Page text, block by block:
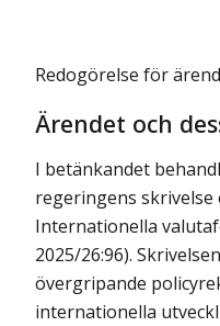
Redogörelse för
Ärendet och
I betänkandet
regeringens skrivelse
Internationella
2025/26:96).
övergripande
internationella